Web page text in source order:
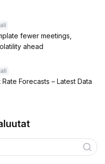
fewer meetings,
ahead
Forecasts – Latest Data